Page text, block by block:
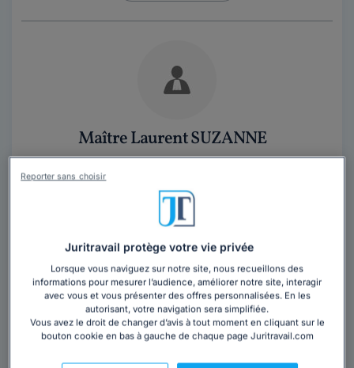
Maître Laurent SUZANNE
Indre-et-Loire,Tours, 37100
Contacter cet avocat
Vous souhaitez rencontrer un avocat en
cabinet à Tours ?
Obtenez 3 devis d'avocats près de chez vous
sous 48 heures.
Juritravail protège votre vie privée
Lorsque vous naviguez sur notre site, nous recueillons des
informations pour mesurer l’audience, améliorer notre site, interagir
avec vous et vous présenter des offres personnalisées. En les
autorisant, votre navigation sera simplifiée.
Vous avez le droit de changer d’avis à tout moment en cliquant sur le
bouton cookie en bas à gauche de chaque page Juritravail.com
Reporter sans choisir